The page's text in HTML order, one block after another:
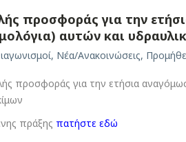
προσφοράς για την
αυτών και
, Νέα/Ανακοινώσεις,
προσφοράς για την ετήσια
πράξης πατήστε εδώ